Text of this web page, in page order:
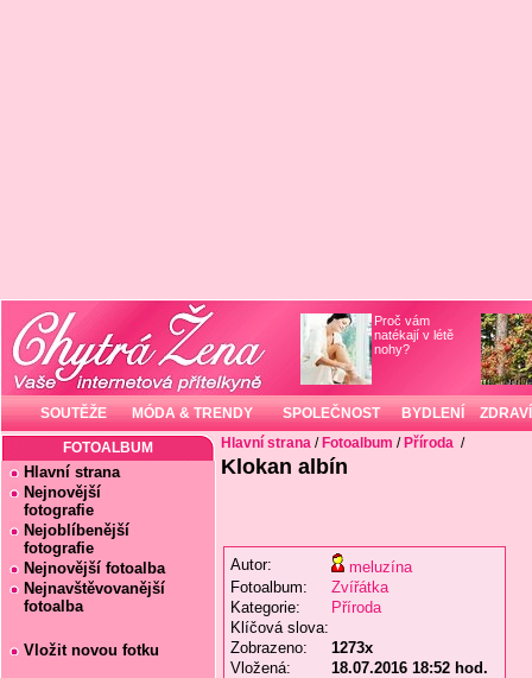
Proč vám
natékají v létě
nohy?
SOUTĚŽE MÓDA & TRENDY SPOLEČNOST BYDLENÍ ZDRAVÍ
FOTOALBUM
Hlavní strana
Nejnovější
fotografie
Nejoblíbenější
fotografie
Nejnovější fotoalba
Nejnavštěvovanější
fotoalba
Vložit novou fotku
Hlavní strana / Fotoalbum / Příroda /
Klokan albín
Autor:
meluzína
Fotoalbum:
Zvířátka
Kategorie:
Příroda
Klíčová slova:
Zobrazeno:
1273x
Vložená:
18.07.2016 18:52 hod.